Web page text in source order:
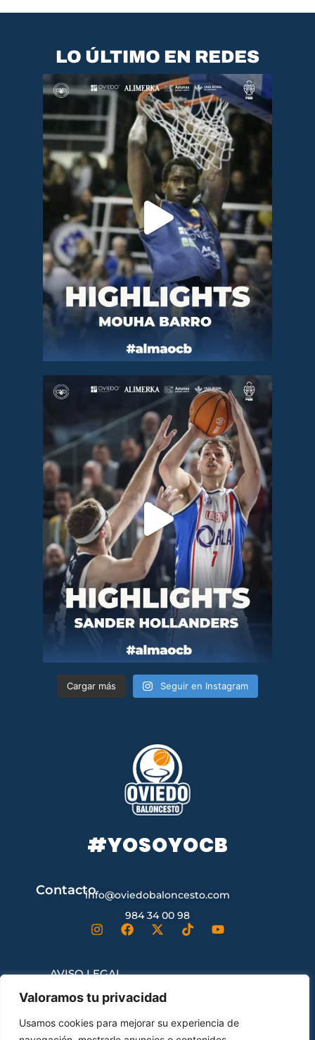
Valoramos tu privacidad
Usamos cookies para mejorar su experiencia de
LO ÚLTIMO EN REDES
Cargar más Seguir en Instagram
#YOSOYOCB
Contactoinfo@oviedobaloncesto.com
984 34 00 98
AVISO LEGAL
CONTRATACIÓN